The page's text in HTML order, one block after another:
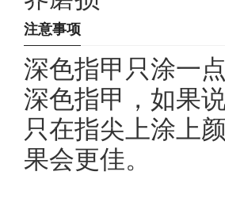
注意事项
深色指甲只涂一点
深色指甲，如果
只在指尖上涂上
果会更佳。